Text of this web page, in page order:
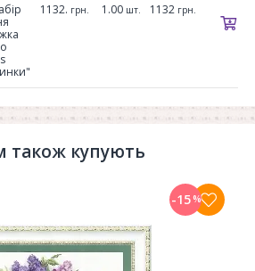
1132. грн. 1.00 шт. 1132 грн.
також купують
-15%